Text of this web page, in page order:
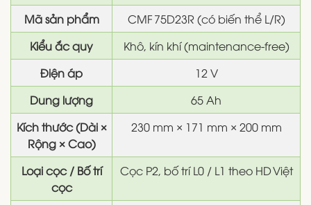
Mã sản phẩm
CMF 75D23R (có biến thể L/R)
Kiểu ắc quy
Khô, kín khí (maintenance-free)
Điện áp
12 V
Dung lượng
65 Ah
Kích thước (Dài ×
Rộng × Cao)
230 mm × 171 mm × 200 mm
Loại cọc / Bố trí
cọc
Cọc P2, bố trí L0 / L1 theo HD Việt